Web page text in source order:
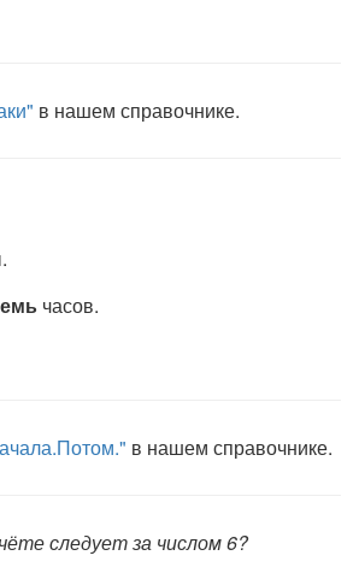
в нашем справочнике.
часов.
в нашем справочнике.
следует за числом 6?